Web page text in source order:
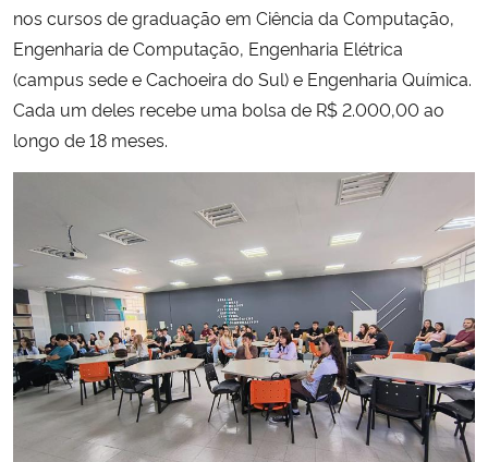
nos cursos de graduação em Ciência da Computação,
Engenharia de Computação, Engenharia Elétrica
(campus sede e Cachoeira do Sul) e Engenharia Química.
Cada um deles recebe uma bolsa de R$ 2.000,00 ao
longo de 18 meses.